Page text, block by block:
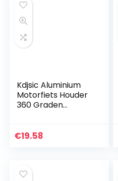
(kleur…
Kdjsic Aluminium
Motorfiets Houder
360 Graden
Mount GPS Stand
€19.58